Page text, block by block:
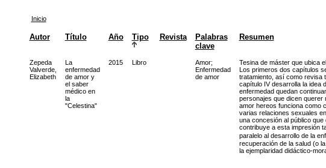
Inicio
Autor Título Año Tipo Revista
Palabras
clave
Resumen
Zepeda
Valverde,
Elizabeth
La
enfermedad
de amor y
el saber
médico en
la
"Celestina"
2015 Libro Amor;
Enfermedad
de amor
Tesina de máster que ubica
Los primeros dos capítulos
tratamiento, así como revisa
capítulo IV desarrolla la idea
enfermedad quedan
personajes que dicen querer
amor hereos funciona como
varias relaciones sexuales
una concesión al público
contribuye a esta impresión
paralelo al desarrollo de la
recuperación de la salud (o
la ejemplaridad didáctico-